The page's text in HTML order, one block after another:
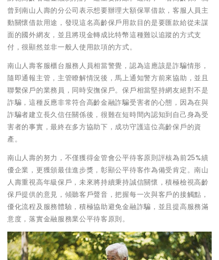
曾到南山人壽的分公司表示想要辦理大額保單借款，客服人員主
動關懷借款用途，發現這名高齡保戶用款目的是要匯款給從未謀
面的國外網友，並且將現金轉成比特幣這種難以追蹤的方式支
付，很顯然並非一般人使用款項的方式。
南山人壽客服櫃台服務人員相當警覺，認為這應該是詐騙情形，
隨即通報主管，主管瞭解情況後，馬上通知警方前來協助，並且
聯繫保戶的業務員，同時安撫保戶。保戶相當堅持網友絕對不是
詐騙，這種反應非常符合高齡金融詐騙受害者的心態，因為在與
詐騙者建立長久信任關係後，很難在短時間內認知到自己身為受
害者的事實，最終在多方協助下，成功守護這位高齡保戶的資
產。
南山人壽的努力，不僅獲得金管會公平待客原則評核為前25%績
優企業，更獲頒最佳進步獎，彰顯公平待客作為備受肯定。南山
人壽重視高年級保戶，未來將持續秉持誠信關懷，積極檢視高齡
保戶提供的意見，傾聽客戶聲音，把握每一次與客戶的接觸點，
優化流程及服務體驗，積極協助避免金融詐騙，並且提高服務滿
意度，落實金融服務業公平待客原則。